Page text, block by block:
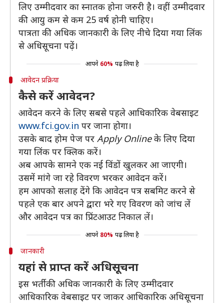
लिए उम्मीदवार का स्नातक होना जरुरी है। वहीं उम्मीदवार
की आयु कम से कम 25 वर्ष होनी चाहिए।
पात्रता की अधिक जानकारी के लिए नीचे दिया गया लिंक
से अधिसूचना पढ़ें।
आपने 60% पढ़ लिया है
आवेदन प्रक्रिया
कैसे करें आवेदन?
आवेदन करने के लिए सबसे पहले आधिकारिक वेबसाइट
www.fci.gov.in पर जाना होगा।
उसके बाद होम पेज पर Apply Onlineके लिए दिया
गया लिंक पर क्लिक करें।
अब आपके सामने एक नई विंडों खुलकर आ जाएगी।
उसमें मांगे जा रहे विवरण भरकर आवेदन करें।
हम आपको सलाह देंगे कि आवेदन पत्र सबमिट करने से
पहले एक बार अपने द्वारा भरे गए विवरण को जांच लें
और आवेदन पत्र का प्रिंटआउट निकाल लें।
आपने 80% पढ़ लिया है
जानकारी
यहां से प्राप्त करें अधिसूचना
इस भर्ती की अधिक जानकारी के लिए उम्मीदवार
आधिकारिक वेबसाइट पर जाकर आधिकारिक अधिसूचना